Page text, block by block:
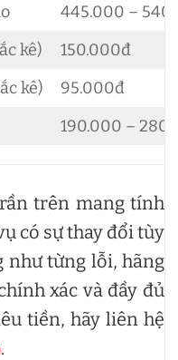
445.000 –
kê)
150.000đ
kê)
95.000đ
190.000 –
trên mang tính
có sự thay đổi tùy
như từng lỗi, hãng
xác và đầy đủ
tiền, hãy liên hệ
.